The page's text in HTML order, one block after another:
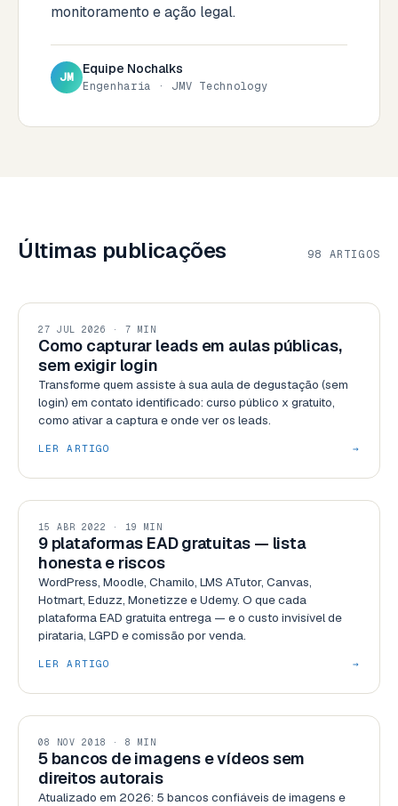
monitoramento e ação legal.
JM Equipe Nochalks
Engenharia · JMV Technology
Últimas publicações 98 ARTIGOS
COMERCIAL
27 JUL 2026 · 7 MIN
Como capturar leads em aulas públicas,
sem exigir login
Transforme quem assiste à sua aula de degustação (sem
login) em contato identificado: curso público x gratuito,
como ativar a captura e onde ver os leads.
LER ARTIGO →
PLATAFORMAS
15 ABR 2022 · 19 MIN
9 plataformas EAD gratuitas — lista
honesta e riscos
WordPress, Moodle, Chamilo, LMS ATutor, Canvas,
Hotmart, Eduzz, Monetizze e Udemy. O que cada
plataforma EAD gratuita entrega — e o custo invisível de
pirataria, LGPD e comissão por venda.
LER ARTIGO →
RECURSOS
08 NOV 2018 · 8 MIN
5 bancos de imagens e vídeos sem
direitos autorais
Atualizado em 2026: 5 bancos confiáveis de imagens e